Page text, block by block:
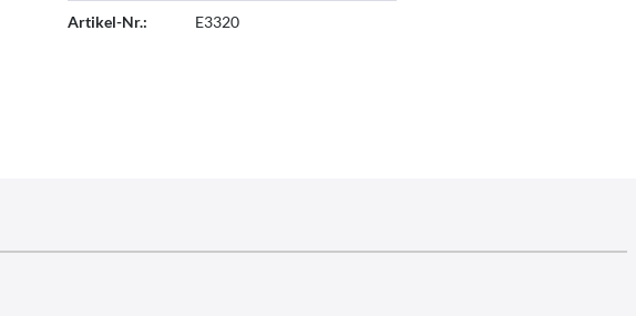
Artikel-Nr.: E3320